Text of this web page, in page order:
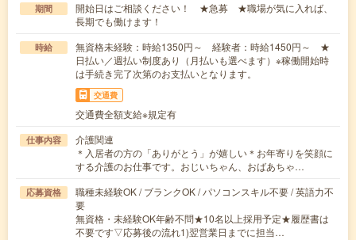
期間
開始日はご相談ください！ ★急募 ★職場が気に入れば、
長期でも働けます！
時給
無資格未経験：時給1350円～ 経験者：時給1450円～ ★
日払い／週払い制度あり（月払いも選べます）※稼働開始時
は手続き完了次第のお支払いとなります。
交通費
交通費全額支給※規定有
仕事内容
介護関連
＊入居者の方の「ありがとう」が嬉しい＊お年寄りを笑顔に
する介護のお仕事です。おじいちゃん、おばあちゃ…
応募資格
職種未経験OK / ブランクOK / パソコンスキル不要 / 英語力不
要
無資格・未経験OK年齢不問★10名以上採用予定★履歴書は
不要です▽応募後の流れ1)翌営業日までに担当…